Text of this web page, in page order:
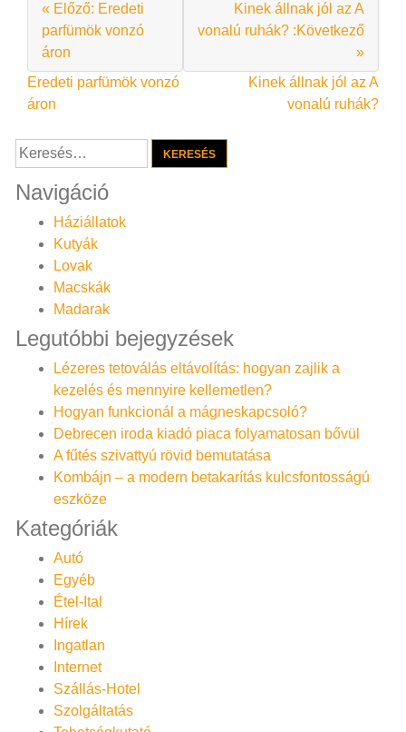
« Előző: Eredeti
parfümök vonzó
áron
Kinek állnak jól az A
vonalú ruhák? :Következő
»
Bejegyzés
navigáció
Eredeti parfümök vonzó
áron
Kinek állnak jól az A
vonalú ruhák?
Keresés:
Navigáció
Háziállatok
Kutyák
Lovak
Macskák
Madarak
Legutóbbi bejegyzések
Lézeres tetoválás eltávolítás: hogyan zajlik a
kezelés és mennyire kellemetlen?
Hogyan funkcionál a mágneskapcsoló?
Debrecen iroda kiadó piaca folyamatosan bővül
A fűtés szivattyú rövid bemutatása
Kombájn – a modern betakarítás kulcsfontosságú
eszköze
Kategóriák
Autó
Egyéb
Étel-Ital
Hírek
Ingatlan
Internet
Szállás-Hotel
Szolgáltatás